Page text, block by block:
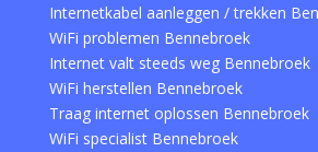
Internetkabel aanleggen / trekken
WiFi problemen Bennebroek
Internet valt steeds weg Bennebroek
WiFi herstellen Bennebroek
Traag internet oplossen Bennebroek
WiFi specialist Bennebroek